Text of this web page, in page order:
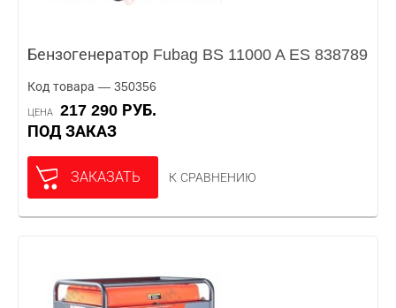
Бензогенератор Fubag BS 11000 A ES 838789
Код товара — 350356
ЦЕНА
217 290 РУБ.
ПОД ЗАКАЗ
ЗАКАЗАТЬ К СРАВНЕНИЮ